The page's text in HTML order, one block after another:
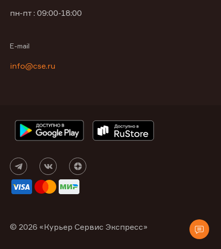
пн-пт : 09:00-18:00
E-mail
info@cse.ru
© 2026 «Курьер Сервис Экспресс»